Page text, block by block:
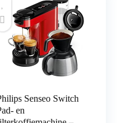
Senseo Switch
en